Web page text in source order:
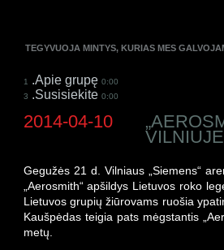
TEGYVUOJA MINTYS, KURIAS MES
1 .Apie grupę 0:00
3 .Susisiekite 0:00
2014-04-10
Gegužės 21 d. Vilniaus „Siemens“
„Aerosmith“ apšildys Lietuvos roko
Lietuvos grupių žiūrovams ruošia
Kaušpėdas teigia pats mėgstantis
metų.